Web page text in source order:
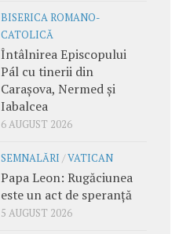
BISERICA ROMANO-
CATOLICĂ
Întâlnirea Episcopului
Pál cu tinerii din
Carașova, Nermed și
Iabalcea
6 AUGUST 2026
SEMNALĂRI /VATICAN
Papa Leon: Rugăciunea
este un act de speranță
5 AUGUST 2026